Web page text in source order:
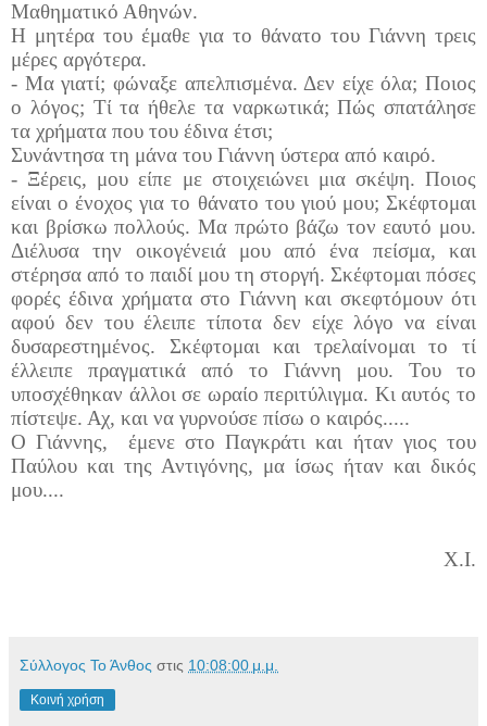
Μαθηματικό Αθηνών.
Η μητέρα του έμαθε για το θάνατο του Γιάννη τρεις
μέρες αργότερα.
- Μα γιατί; φώναξε απελπισμένα. Δεν είχε όλα; Ποιος
ο λόγος; Τί τα ήθελε τα ναρκωτικά; Πώς σπατάλησε
τα χρήματα που του έδινα έτσι;
Συνάντησα τη μάνα του Γιάννη ύστερα από καιρό.
- Ξέρεις, μου είπε με στοιχειώνει μια σκέψη. Ποιος
είναι ο ένοχος για το θάνατο του γιού μου; Σκέφτομαι
και βρίσκω πολλούς. Μα πρώτο βάζω τον εαυτό μου.
Διέλυσα την οικογένειά μου από ένα πείσμα, και
στέρησα από το παιδί μου τη στοργή. Σκέφτομαι πόσες
φορές έδινα χρήματα στο Γιάννη και σκεφτόμουν ότι
αφού δεν του έλειπε τίποτα δεν είχε λόγο να είναι
δυσαρεστημένος. Σκέφτομαι και τρελαίνομαι το τί
έλλειπε πραγματικά από το Γιάννη μου. Του το
υποσχέθηκαν άλλοι σε ωραίο περιτύλιγμα. Κι αυτός το
πίστεψε. Αχ, και να γυρνούσε πίσω ο καιρός.....
Ο Γιάννης, έμενε στο Παγκράτι και ήταν γιος του
Παύλου και της Αντιγόνης, μα ίσως ήταν και δικός
μου....
Χ.Ι.
Σύλλογος Το Άνθος στις 10:08:00 μ.μ.
Κοινή χρήση